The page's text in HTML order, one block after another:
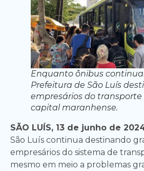
Enquanto ônibus
Prefeitura de São Luís
empresários do
capital maranhense.
SÃO LUÍS, 13 de junho de
São Luís continua destinando
empresários do sistema de
mesmo em meio a problemas